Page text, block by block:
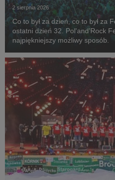
2 sierpnia 2026
Co to był za dzień, co to był za
ostatni dzień 32. Pol'and'Rock
najpiękniejszy możliwy sposób.